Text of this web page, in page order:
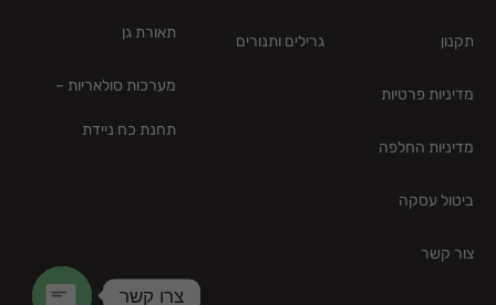
תקנון
מדיניות פרטיות
מדיניות החלפה
ביטול עסקה
צור קשר
גרילים ותנורים תאורת גן
מערכות סולאריות –
תחנת כח ניידת
צרו קשר